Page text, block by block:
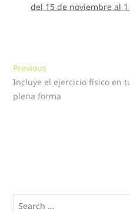
del 15 de noviembre al
Navegación
de
entradas
Previous
post:
Incluye el ejercicio físico en
plena forma